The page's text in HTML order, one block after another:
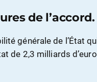
de l’accord.
générale de l’État
de 2,3 milliards